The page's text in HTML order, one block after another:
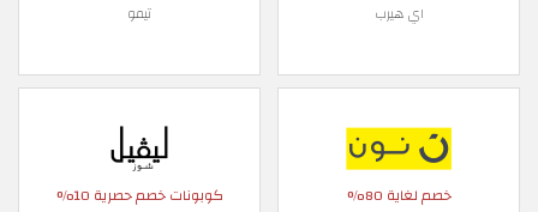
اي هيرب تيمو
خصم لغاية 80% كوبونات خصم حصرية 10%